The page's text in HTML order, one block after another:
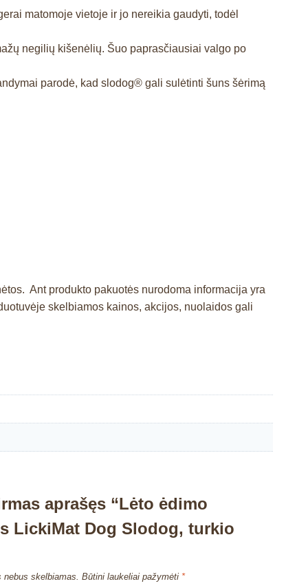
matomoje vietoje ir jo nereikia gaudyti, todėl
negilių kišenėlių. Šuo paprasčiausiai valgo po
parodė, kad slodog® gali sulėtinti šuns šėrimą
Ant produkto pakuotės nurodoma informacija yra
skelbiamos kainos, akcijos, nuolaidos gali
aprašęs “Lėto ėdimo
LickiMat Dog Slodog, turkio
skelbiamas. Būtini laukeliai pažymėti *